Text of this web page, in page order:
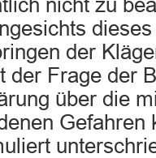
nicht zu
der
der Frage der
über die
Gefahren